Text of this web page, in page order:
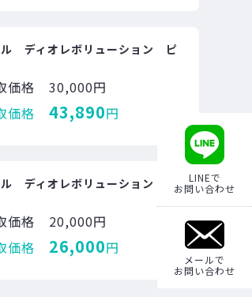
ル ディオレボリューション ピ
価格
30,000円
価格
43,890円
ル ディオレボリューション リ
価格
20,000円
価格
26,000円
LINEで
お問い合わせ
メールで
お問い合わせ